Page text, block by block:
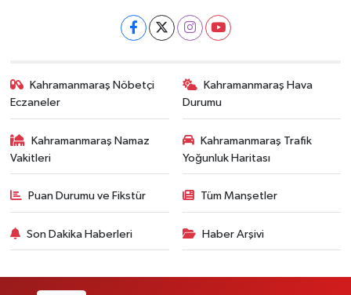
Kahramanmaraş Nöbetçi
Eczaneler
Kahramanmaraş Hava
Durumu
Kahramanmaraş Namaz
Vakitleri
Kahramanmaraş Trafik
Yoğunluk Haritası
Puan Durumu ve Fikstür Tüm Manşetler
Son Dakika Haberleri Haber Arşivi